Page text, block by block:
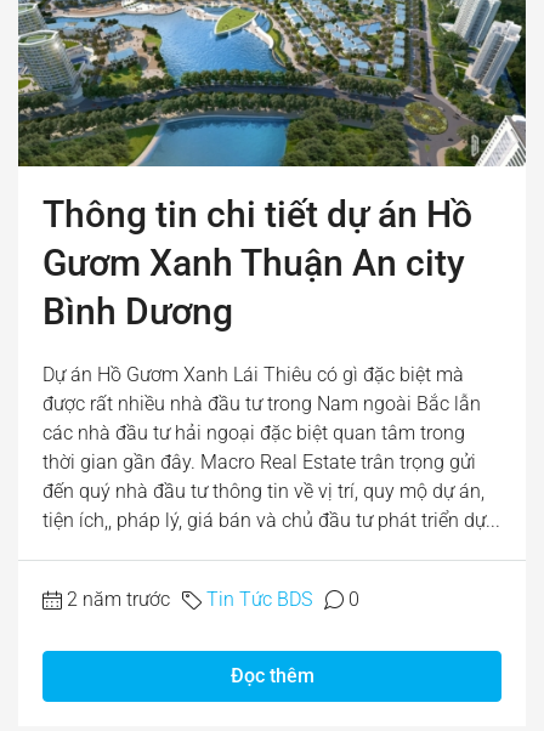
Thông tin chi tiết dự án Hồ
Gươm Xanh Thuận An city
Bình Dương
Dự án Hồ Gươm Xanh Lái Thiêu có gì đặc biệt mà
được rất nhiều nhà đầu tư trong Nam ngoài Bắc lẫn
các nhà đầu tư hải ngoại đặc biệt quan tâm trong
thời gian gần đây. Macro Real Estate trân trọng gửi
đến quý nhà đầu tư thông tin về vị trí, quy mộ dự án,
tiện ích,, pháp lý, giá bán và chủ đầu tư phát triển dự...
2 năm trước Tin Tức BDS 0
Đọc thêm